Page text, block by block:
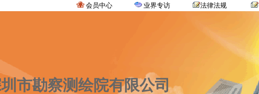
会员中心 业界专访 法律法规
市勘察测绘院有限公司